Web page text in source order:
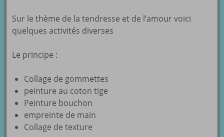
Sur le thème de la tendresse et de l’amour voici
quelques activités diverses
Le principe :
Collage de gommettes
peinture au coton tige
Peinture bouchon
empreinte de main
Collage de texture